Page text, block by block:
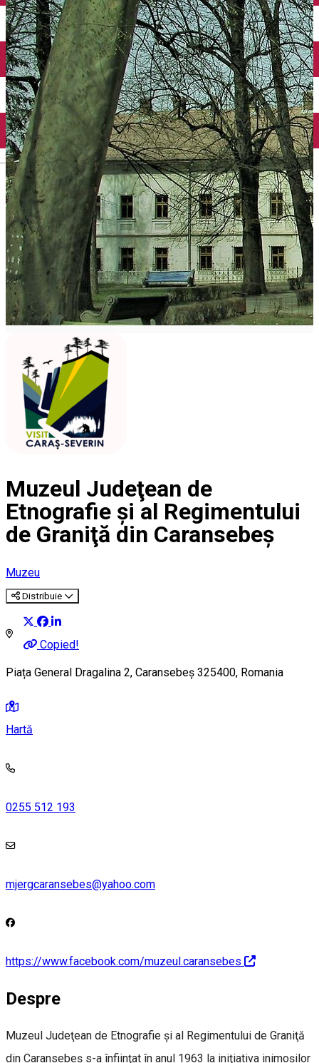
English
Muzeul Judeţean de
Etnografie şi al Regimentului
de Graniţă din Caransebeş
Muzeu
Distribuie
Copied!
Piața General Dragalina 2, Caransebeș 325400, Romania
Hartă
0255 512 193
mjergcaransebes@yahoo.com
https://www.facebook.com/muzeul.caransebes
Despre
Muzeul Judeţean de Etnografie şi al Regimentului de Graniţă
din Caransebeş s-a înfiinţat în anul 1963 la iniţiativa inimoşilor